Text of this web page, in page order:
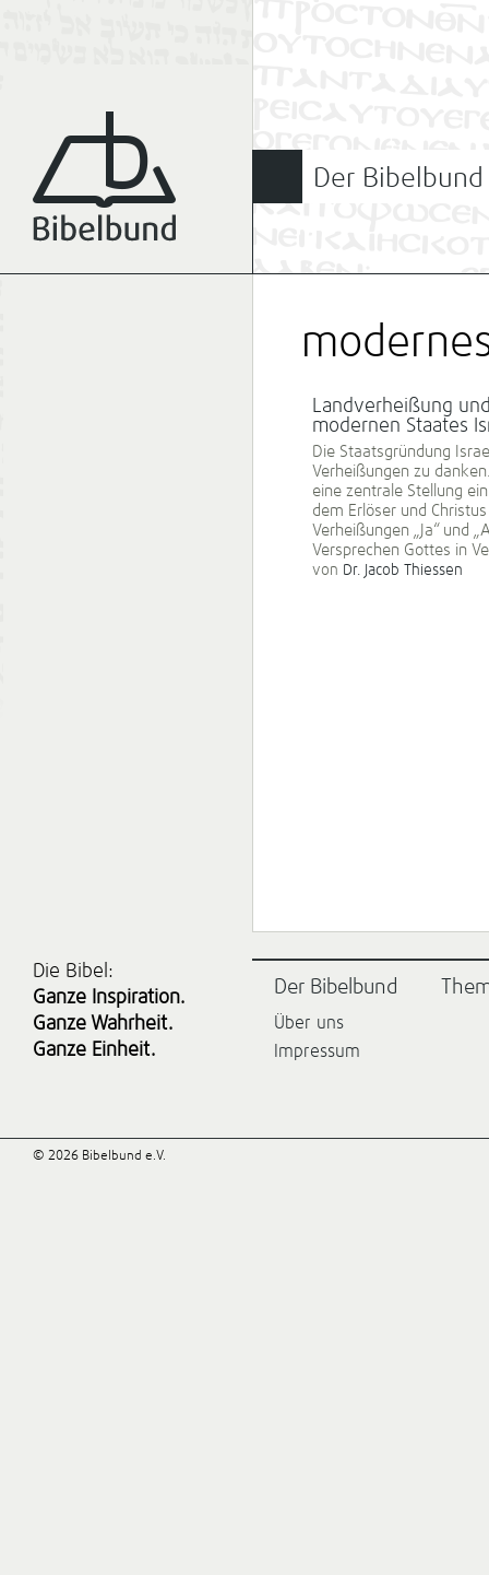
Der Bibelbund
Landverheißung
modernen Staates
Die Staatsgründung
Verheißungen zu
eine zentrale Stellung
dem Erlöser und
Verheißungen „Ja“ und
Versprechen Gottes in
von Dr. Jacob Thiessen
Die Bibel:
Ganze Inspiration.
Ganze Wahrheit.
Ganze Einheit.
Der Bibelbund
Über uns
Impressum
© 2026 Bibelbund e.V.